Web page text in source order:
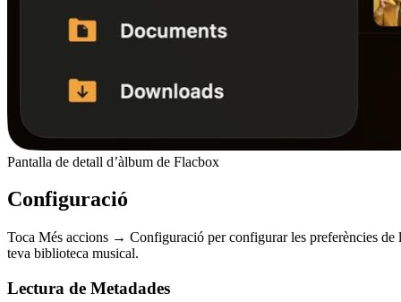
Pantalla de detall d’àlbum de Flacbox
Configuració
Toca Més accions → Configuració per configurar les preferències de
teva biblioteca musical.
Lectura de Metadades